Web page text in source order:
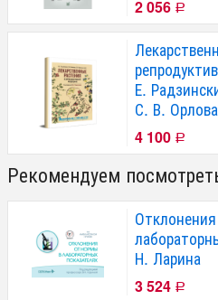
2 056 Р
Е.
С. В. Орлова
4 100 Р
Рекомендуем
Н. Ларина
3 524 Р